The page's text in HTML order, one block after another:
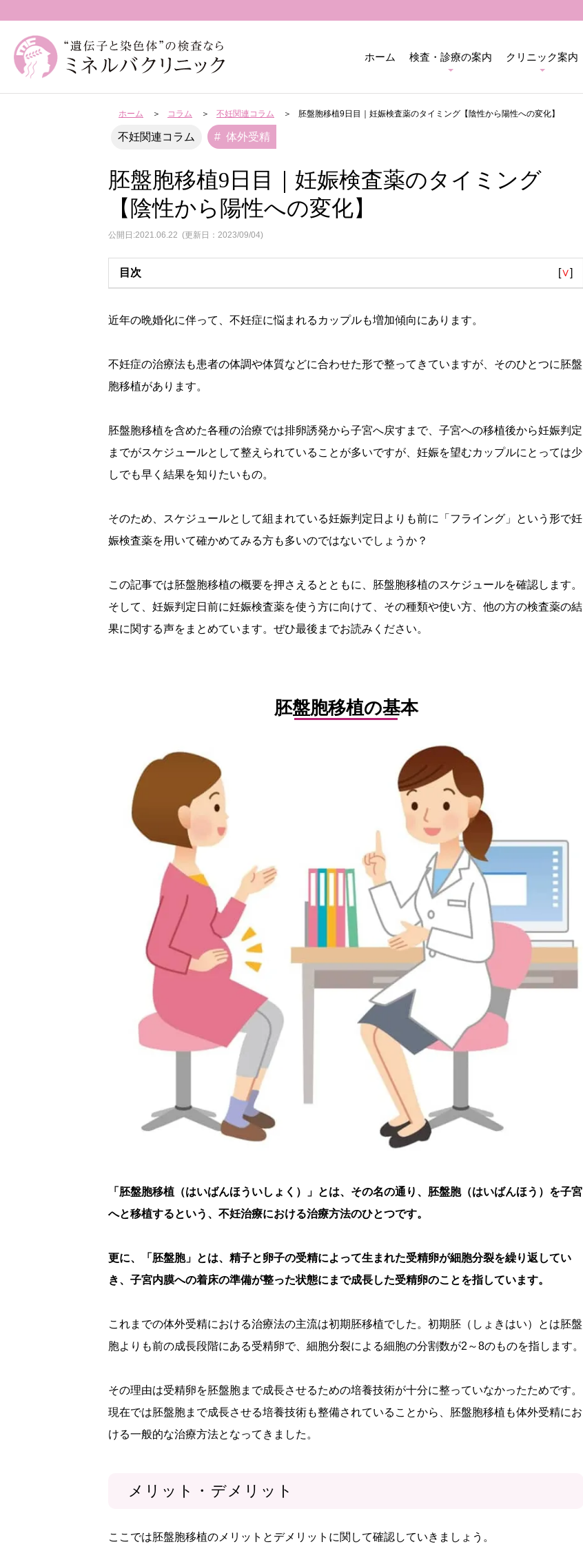
ホーム 検査・診療の案内 クリニック案内
ホーム コラム 不妊関連コラム 胚盤胞移植9日目｜妊娠検査薬のタイミング【陰性から陽性への変化】
不妊関連コラム 体外受精
胚盤胞移植9日目｜妊娠検査薬のタイミング
【陰性から陽性への変化】
公開日:2021.06.22 (更新日：2023/09/04)
目次 [∨]
近年の晩婚化に伴って、不妊症に悩まれるカップルも増加傾向にあります。
不妊症の治療法も患者の体調や体質などに合わせた形で整ってきていますが、そのひとつに胚盤
胞移植があります。
胚盤胞移植を含めた各種の治療では排卵誘発から子宮へ戻すまで、子宮への移植後から妊娠判定
までがスケジュールとして整えられていることが多いですが、妊娠を望むカップルにとっては少
しでも早く結果を知りたいもの。
そのため、スケジュールとして組まれている妊娠判定日よりも前に「フライング」という形で妊
娠検査薬を用いて確かめてみる方も多いのではないでしょうか？
この記事では胚盤胞移植の概要を押さえるとともに、胚盤胞移植のスケジュールを確認します。
そして、妊娠判定日前に妊娠検査薬を使う方に向けて、その種類や使い方、他の方の検査薬の結
果に関する声をまとめています。ぜひ最後までお読みください。
胚盤胞移植の基本
「胚盤胞移植（はいばんほういしょく）」とは、その名の通り、胚盤胞（はいばんほう）を子宮
へと移植するという、不妊治療における治療方法のひとつです。
更に、「胚盤胞」とは、精子と卵子の受精によって生まれた受精卵が細胞分裂を繰り返してい
き、子宮内膜への着床の準備が整った状態にまで成長した受精卵のことを指しています。
これまでの体外受精における治療法の主流は初期胚移植でした。初期胚（しょきはい）とは胚盤
胞よりも前の成長段階にある受精卵で、細胞分裂による細胞の分割数が2～8のものを指します。
その理由は受精卵を胚盤胞まで成長させるための培養技術が十分に整っていなかったためです。
現在では胚盤胞まで成長させる培養技術も整備されていることから、胚盤胞移植も体外受精にお
ける一般的な治療方法となってきました。
メリット・デメリット
ここでは胚盤胞移植のメリットとデメリットに関して確認していきましょう。